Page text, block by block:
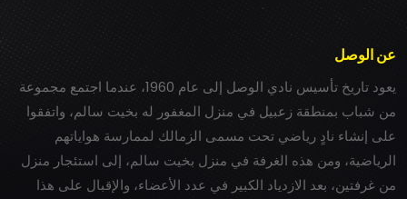
عن الوصل
يعود تاريخ تأسيس نادي الوصل إلى عام 1960، عندما اجتمع مجموعة
من شباب بمنطقة زعبيل في منزل المغفور له بخيت سالم، واتفقوا
على إنشاء نادٍ رياضي تحت مسمى الزمالك لممارسة هواياتهم
الرياضية، ومن هذه الغرفة في منزل بخيت سالم، إلى استئجار منزل
من غرفتين، بعد الازدياد الكبير في عدد الأعضاء، والإقبال على هذا